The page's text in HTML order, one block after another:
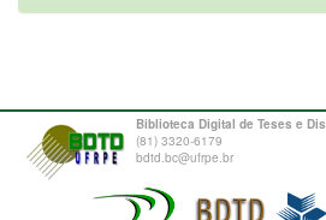
Biblioteca Digital de Teses e
(81) 3320-6179
bdtd.bc@ufrpe.br